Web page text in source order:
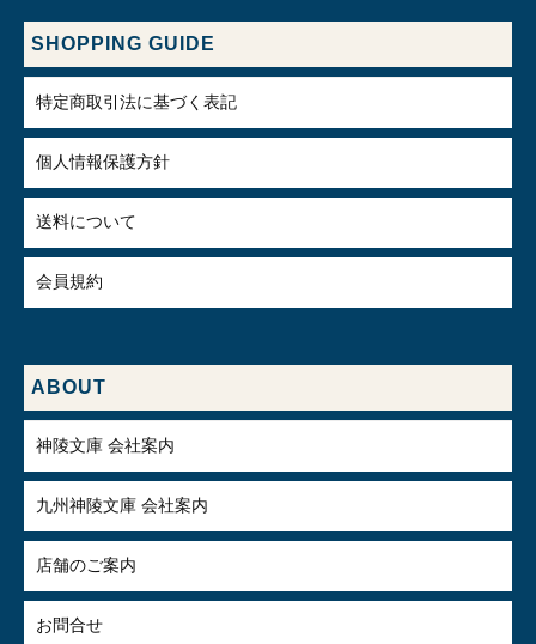
SHOPPING GUIDE
特定商取引法に基づく表記
個人情報保護方針
送料について
会員規約
ABOUT
神陵文庫 会社案内
九州神陵文庫 会社案内
店舗のご案内
お問合せ